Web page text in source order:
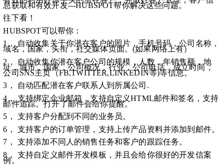
息获取和有效开发---HUBSPOT帮你解决这些问题。
往下看！
HUBSPOT可以帮你：
1， 自动收集关于你潜在客户的照片，手机号码，公司名称，
域名，国家，头衔，社交媒体页面。(如果网络上有）
2， 自动收集你潜在客户公司的规模，人数，年销售额，地
址，城市，国家，公司概况，行业，公司电话，成立时间，
公司SNS主页（FB,TWITTER,LINKEDIN等)等信息。
3， 自动匹配潜在客户联系人到所属公司.
4， 支持绑定企业邮箱，支持自定义HTML邮件和签名，支持
邮件追踪。打开了邮件会给你提醒。
5， 支持客户分配到不同的业务员。
6， 支持客户的订单管理，支持上传产品资料并添加到邮件。
7， 支持添加不同人的销售任务和客户的跟踪任务。
8， 支持自定义邮件开发模板，并且会给你很好的开发信案
例。